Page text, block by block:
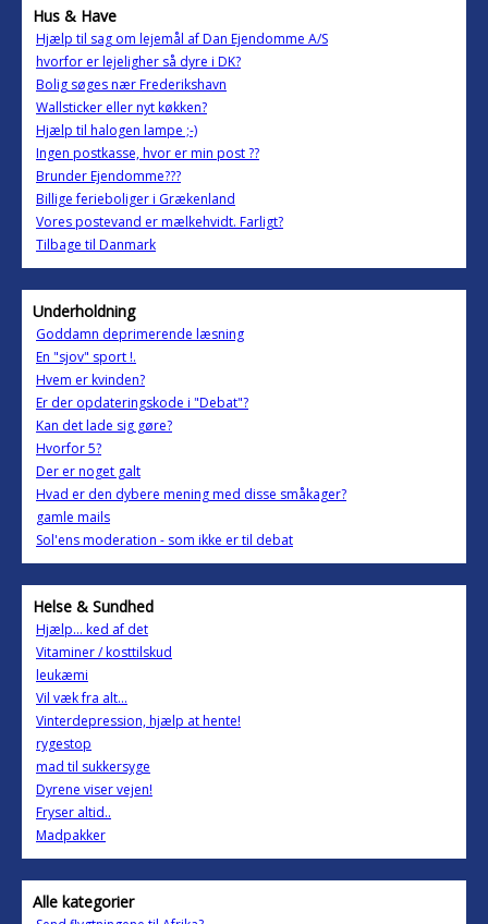
Hus & Have
Hjælp til sag om lejemål af Dan Ejendomme A/S
hvorfor er lejeligher så dyre i DK?
Bolig søges nær Frederikshavn
Wallsticker eller nyt køkken?
Hjælp til halogen lampe ;-)
Ingen postkasse, hvor er min post ??
Brunder Ejendomme???
Billige ferieboliger i Grækenland
Vores postevand er mælkehvidt. Farligt?
Tilbage til Danmark
Underholdning
Goddamn deprimerende læsning
En "sjov" sport !.
Hvem er kvinden?
Er der opdateringskode i "Debat"?
Kan det lade sig gøre?
Hvorfor 5?
Der er noget galt
Hvad er den dybere mening med disse småkager?
gamle mails
Sol'ens moderation - som ikke er til debat
Helse & Sundhed
Hjælp... ked af det
Vitaminer / kosttilskud
leukæmi
Vil væk fra alt...
Vinterdepression, hjælp at hente!
rygestop
mad til sukkersyge
Dyrene viser vejen!
Fryser altid..
Madpakker
Alle kategorier